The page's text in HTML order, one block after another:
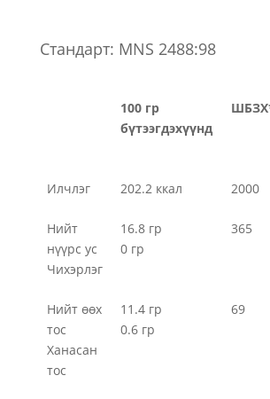
Стандарт: MNS 2488:98
100 гр
бүтээгдэхүүнд
Илчлэг 202.2 ккал 2000
Нийт
нүүрс ус
Чихэрлэг
16.8 гр
0 гр
365
Нийт өөх
тос
Ханасан
тос
11.4 гр
0.6 гр
69